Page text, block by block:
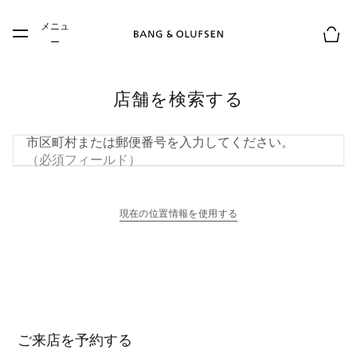
Skip to main footer
メニュ
ー
店舗を検索する
市区町村または郵便番号を入力してください。
（必須フィールド）
現在の位置情報を使用する
ご来店を予約する